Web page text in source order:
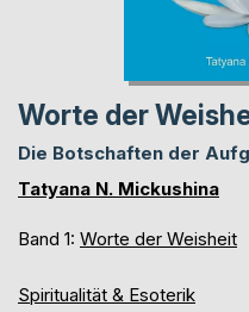
Worte der
Die Botschaften der
Tatyana N. Mickushina
Band 1: Worte der Weisheit
Spiritualität & Esoterik